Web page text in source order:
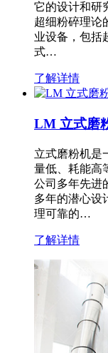
它的设计和研
超细粉碎理论
业设备，包括
式…
了解详情
LM 立式磨
立式磨粉机是
量低、耗能高
公司多年先进
多年的潜心设
理可靠的…
了解详情